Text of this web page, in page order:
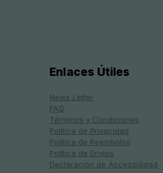
Enlaces Útiles
News Letter
FAQ
Términos y Condiciones
Política de Privacidad
Política de Reembolso
Política de Envíos
Declaración de Accesibilidad